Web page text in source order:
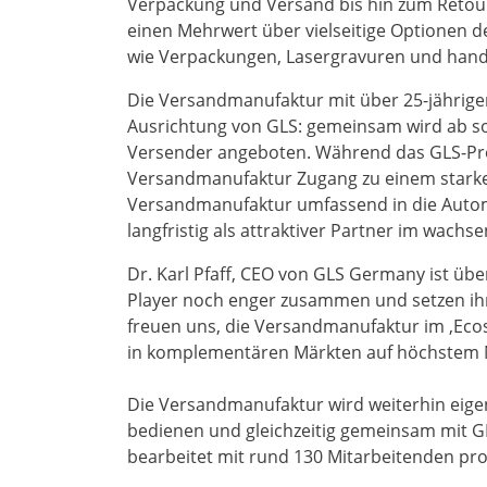
einen Mehrwert über vielseitige Optionen
wie Verpackungen, Lasergravuren und
Die Versandmanufaktur mit über 25-
Ausrichtung von GLS: gemeinsam wird ab
Versender angeboten. Während das
Versandmanufaktur Zugang zu einem
Versandmanufaktur umfassend in die
langfristig als attraktiver Partner im
Dr. Karl Pfaff, CEO von GLS Germany ist
Player noch enger zusammen und setzen
freuen uns, die Versandmanufaktur im
in komplementären Märkten auf höchstem
Die Versandmanufaktur wird weiterhin
bedienen und gleichzeitig gemeinsam mit
bearbeitet mit rund 130 Mitarbeitenden